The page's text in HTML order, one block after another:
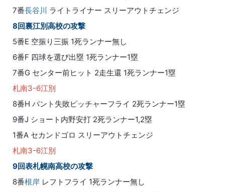
7番長谷川 ライトライナー スリーアウトチェンジ
8回裏江別高校の攻撃
5番E 空振り三振 1死ランナー無し
6番F 四球を選び出塁 1死ランナー1塁
7番G センター前ヒット 2走生還 1死ランナー1塁
札南3-6江別
8番H バント失敗ピッチャーフライ 2死ランナー1塁
9番J ショート内野安打 2死ランナー1,2塁
1番A セカンドゴロ スリーアウトチェンジ
札南3-6江別
9回表札幌南高校の攻撃
8番根岸 レフトフライ 1死ランナー無し